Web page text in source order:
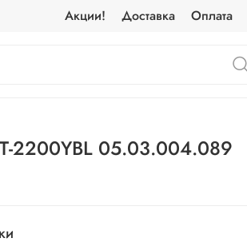
Акции! Доставка Оплата
2200YBL 05.03.004.089